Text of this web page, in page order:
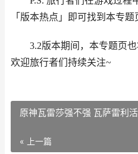
「版本热点」即可找到本专题
3.2版本期间，本专题页也
欢迎旅行者们持续关注~
原神瓦雷莎强不强 瓦萨雷利
« 上一篇